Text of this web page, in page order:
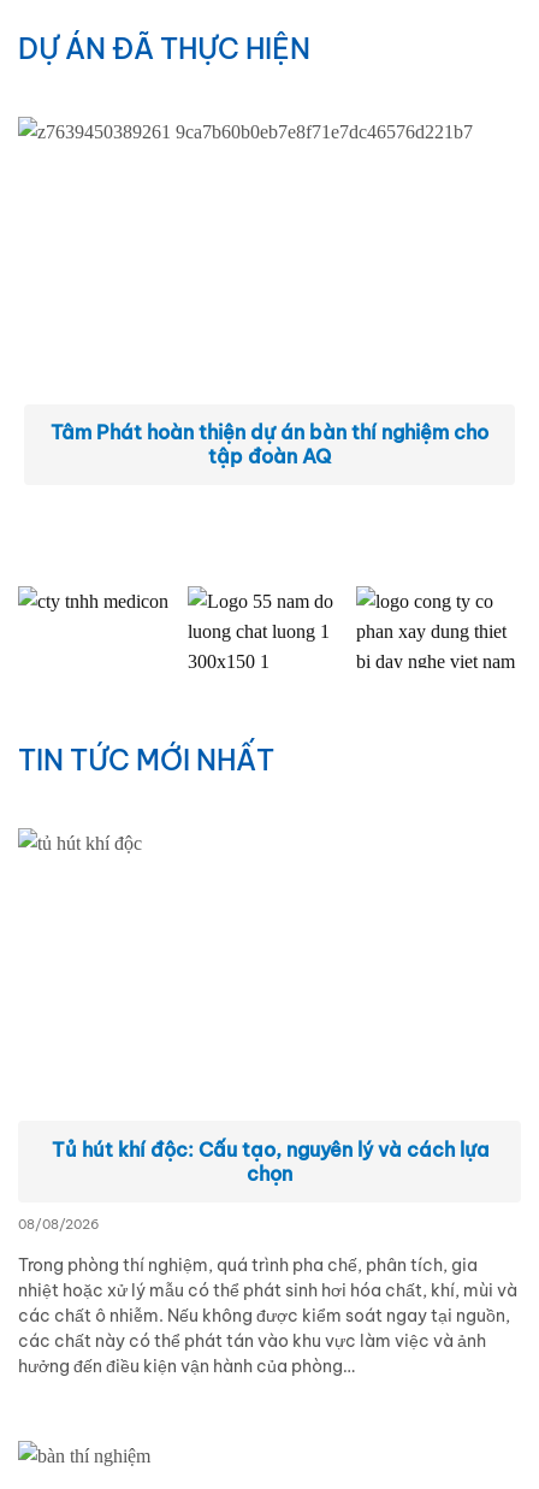
DỰ ÁN ĐÃ THỰC HIỆN
Tâm Phát hoàn thiện dự án bàn thí nghiệm cho
tập đoàn AQ
TIN TỨC MỚI NHẤT
Tủ hút khí độc: Cấu tạo, nguyên lý và cách lựa
chọn
08/08/2026
Trong phòng thí nghiệm, quá trình pha chế, phân tích, gia
nhiệt hoặc xử lý mẫu có thể phát sinh hơi hóa chất, khí, mùi và
các chất ô nhiễm. Nếu không được kiểm soát ngay tại nguồn,
các chất này có thể phát tán vào khu vực làm việc và ảnh
hưởng đến điều kiện vận hành của phòng…